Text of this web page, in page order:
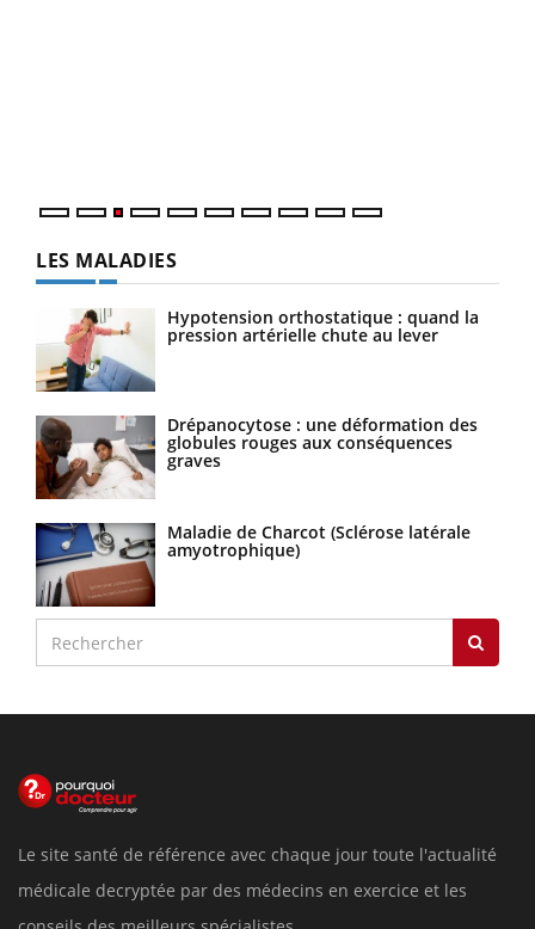
LES MALADIES
Hypotension orthostatique : quand la
pression artérielle chute au lever
Drépanocytose : une déformation des
globules rouges aux conséquences
graves
Maladie de Charcot (Sclérose latérale
amyotrophique)
Le site santé de référence avec chaque jour toute l'actualité
médicale decryptée par des médecins en exercice et les